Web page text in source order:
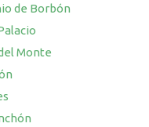
de Borbón
Monte